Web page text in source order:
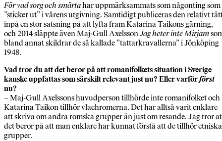
För vad sorg och smärtahar uppmärksammats som någonting som
”sticker ut” i vårens utgivning. Samtidigt publiceras den relativt
inpå en stor satsning på att lyfta fram Katarina Taikons gärning,
och 2014 släppte även Maj-Gull AxelssonJag heter inte Mirjam
bland annat skildrar de så kallade ”tattarkravallerna” i Jönköping
1948.
Vad tror du att det beror på att romanifolkets situation i Sverige
kanske uppfattas som särskilt relevant just nu? Eller varförförst
nu?
– Maj-Gull Axelssons huvudperson tillhörde inte romanifolket och
Katarina Taikon tillhör vlachromerna. Det har alltså varit enklare
att skriva om andra romska grupper än just om resande. Jag tror
det beror på att man enklare har kunnat förstå att de tillhör etniska
grupper.